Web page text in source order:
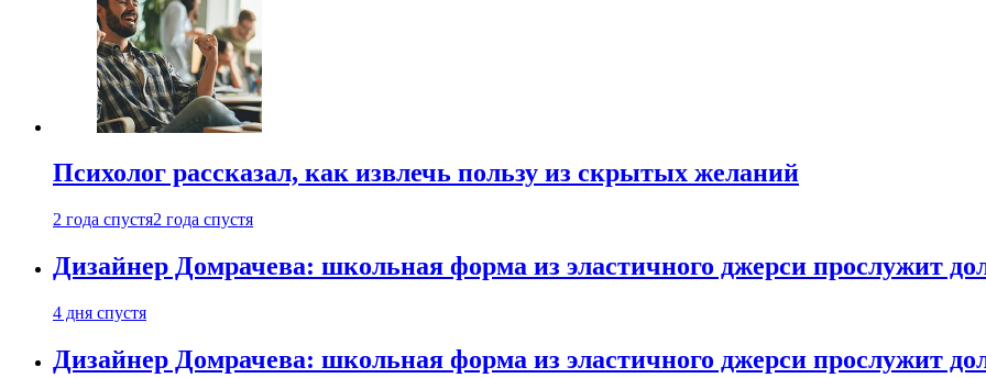
Психолог рассказал, как извлечь пользу из скрытых желаний
2 года спустя2 года спустя
Дизайнер Домрачева: школьная форма из эластичного джерси прослужит
4 дня спустя
Дизайнер Домрачева: школьная форма из эластичного джерси прослужит